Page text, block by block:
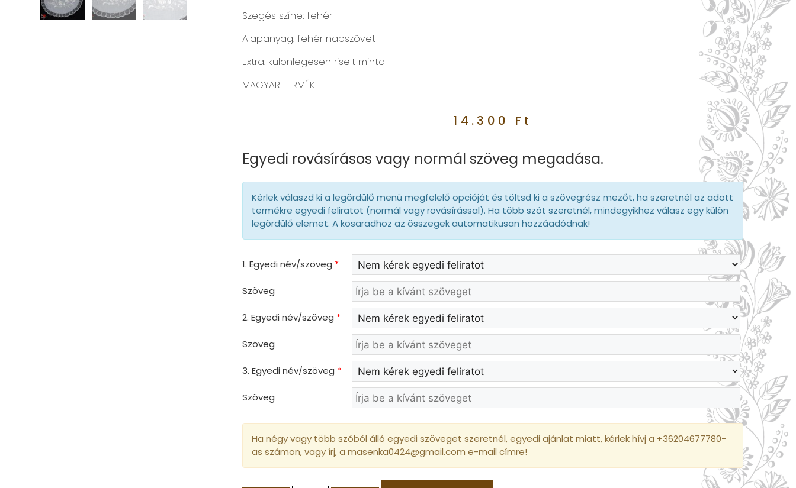
Szegés színe: fehér
Alapanyag: fehér napszövet
Extra: különlegesen riselt minta
MAGYAR TERMÉK
14.300 Ft
Egyedi rovásírásos vagy normál szöveg megadása.
Kérlek válaszd ki a legördülő menü megfelelő opcióját és töltsd ki a szövegrész mezőt, ha szeretnél az adott
termékre egyedi feliratot (normál vagy rovásírással). Ha több szót szeretnél, mindegyikhez válasz egy külön
legördülő elemet. A kosaradhoz az összegek automatikusan hozzáadódnak!
1. Egyedi név/szöveg *
Szöveg
2. Egyedi név/szöveg *
Szöveg
3. Egyedi név/szöveg *
Szöveg
Ha négy vagy több szóból álló egyedi szöveget szeretnél, egyedi ajánlat miatt, kérlek hívj a +36204677780-
as számon, vagy írj, a masenka0424@gmail.com e-mail címre!